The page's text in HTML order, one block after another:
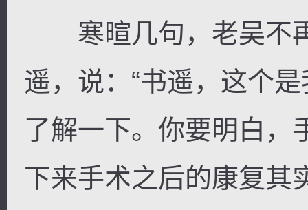
寒暄几句，老吴不
遥，说：“书遥，这个
了解一下。你要明白，
下来手术之后的康复其